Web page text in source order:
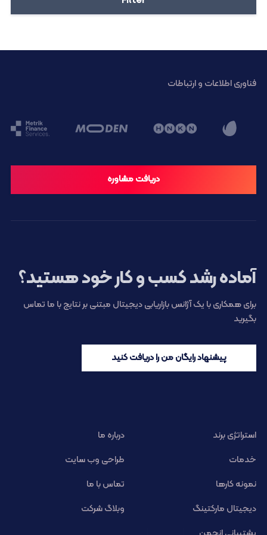
فناوری اطلاعات و ارتباطات
دریافت مشاوره
آماده رشد کسب و کار خود هستید؟
برای همکاری با یک آژانس بازاریابی دیجیتال مبتنی بر نتایج با ما تماس
بگیرید
پیشنهاد رایگان من را دریافت کنید
استراتژی برند
درباره ما
خدمات
طراحی وب سایت
نمونه کارها
تماس با ما
دیجیتال مارکتینگ
وبلاگ شرکت